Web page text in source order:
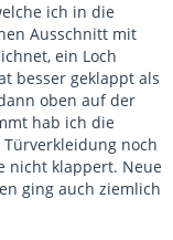
ich in die
Ausschnitt mit
ein Loch
besser geklappt als
oben auf der
hab ich die
noch
nicht klappert. Neue
ging auch ziemlich